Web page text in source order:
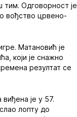
тим. Одговорност је
вођство црвено-
Матановић је
који је снажно
резултат се
је у 57.
лопту до